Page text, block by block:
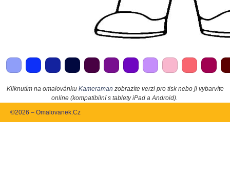
Kliknutím na omalovánku Kameraman zobrazíte verzi pro tisk nebo ji vybarvíte
online (kompatibilní s tablety iPad a Android).
©2026 – Omalovanek.Cz